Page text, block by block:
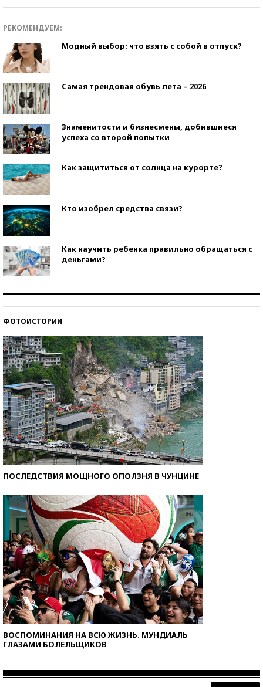
РЕКОМЕНДУЕМ:
Модный выбор: что взять с собой в отпуск?
Самая трендовая обувь лета – 2026
Знаменитости и бизнесмены, добившиеся
успеха со второй попытки
Как защититься от солнца на курорте?
Кто изобрел средства связи?
Как научить ребенка правильно обращаться с
деньгами?
ФОТОИСТОРИИ
ПОСЛЕДСТВИЯ МОЩНОГО ОПОЛЗНЯ В ЧУНЦИНЕ
ВОСПОМИНАНИЯ НА ВСЮ ЖИЗНЬ. МУНДИАЛЬ
ГЛАЗАМИ БОЛЕЛЬЩИКОВ